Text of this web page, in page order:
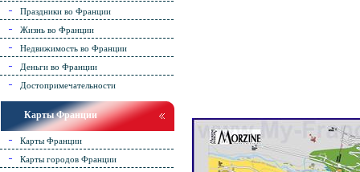
Праздники во Франции
Жизнь во Франции
Недвижимость во Франции
Деньги во Франции
Достопримечательности
Карты Франции
Карты Франции
Карты городов Франции